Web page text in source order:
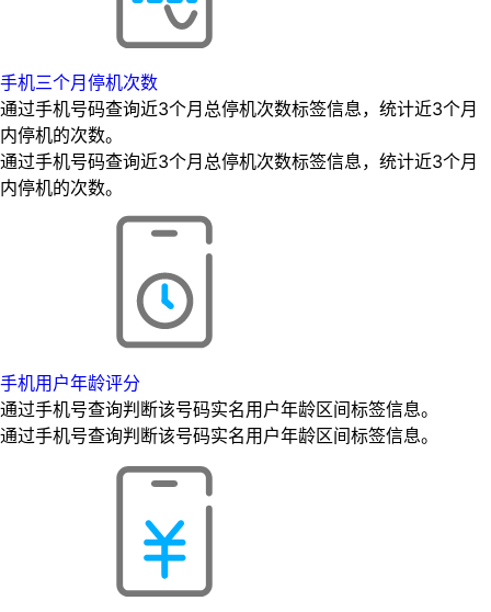
手机三个月停机次数
通过手机号码查询近3个月总停机次数标签信息，统计近3个月
内停机的次数。
通过手机号码查询近3个月总停机次数标签信息，统计近3个月
内停机的次数。
手机用户年龄评分
通过手机号查询判断该号码实名用户年龄区间标签信息。
通过手机号查询判断该号码实名用户年龄区间标签信息。